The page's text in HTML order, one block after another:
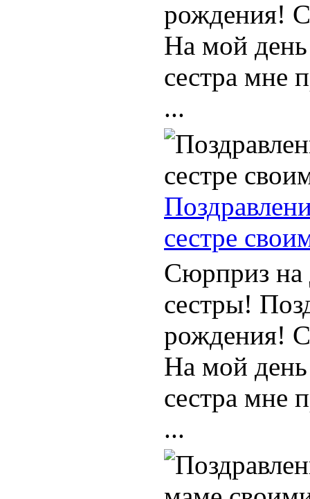
рождения!
На мой
сестра мне
...
сестре
Сюрприз на
сестры!
рождения!
На мой
сестра мне
...